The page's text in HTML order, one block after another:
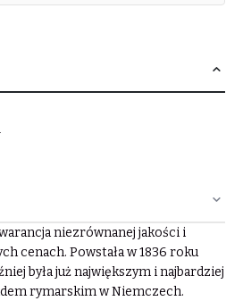
niezrównanej jakości i
cenach. Powstała w 1836 roku
była już największym i najbardziej
rymarskim w Niemczech.